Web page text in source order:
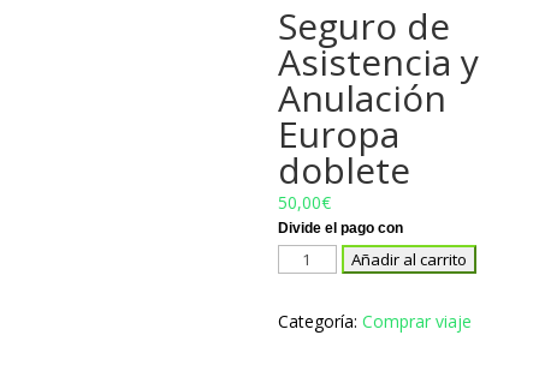
Seguro de
Asistencia y
Anulación
Europa
doblete
50,00€
Seguro
Asistencia
Añadir al carrito
Categoría:Comprar viaje